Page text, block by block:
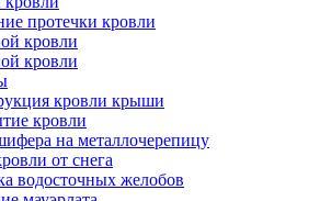
протечки кровли
кровли
кровли
кровли крыши
кровли
на металлочерепицу
от снега
водосточных желобов